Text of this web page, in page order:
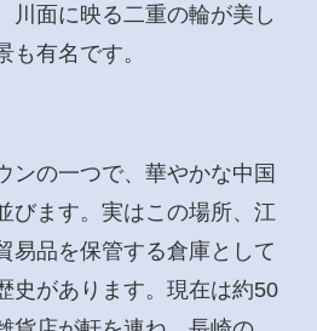
川面に映る二重の輪が美し
も有名です。
ンの一つで、華やかな中国
びます。実はこの場所、江
易品を保管する倉庫として
史があります。現在は約50